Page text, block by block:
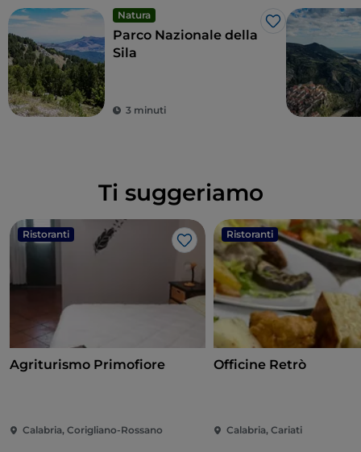
Natura
Like
Parco Nazionale della
Sila
3 minuti
Ti suggeriamo
Ristoranti
Like
Agriturismo Primofiore
Calabria, Corigliano-Rossano
Ristoranti
Officine Retrò
Calabria, Cariati